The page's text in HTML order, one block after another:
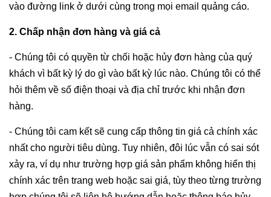
vào đường link ở dưới cùng trong mọi email quảng cáo.
2. Chấp nhận đơn hàng và giá cả
- Chúng tôi có quyền từ chối hoặc hủy đơn hàng của quý
khách vì bất kỳ lý do gì vào bất kỳ lúc nào. Chúng tôi có thể
hỏi thêm về số điện thoại và địa chỉ trước khi nhận đơn
hàng.
- Chúng tôi cam kết sẽ cung cấp thông tin giá cả chính xác
nhất cho người tiêu dùng. Tuy nhiên, đôi lúc vẫn có sai sót
xảy ra, ví dụ như trường hợp giá sản phẩm không hiển thị
chính xác trên trang web hoặc sai giá, tùy theo từng trường